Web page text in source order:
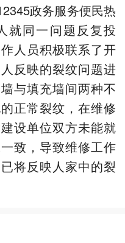
政务服务便民热
就同一问题反复投
人员积极联系了开
反映的裂纹问题进
与填充墙间两种不
正常裂纹，在维修
设单位双方未能就
致，导致维修工作
将反映人家中的裂